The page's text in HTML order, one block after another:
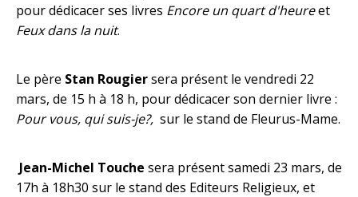
pour dédicacer ses livres Encore un quart d'heureet
Feux dans la nuit.
Le père Stan Rougiersera présent le vendredi 22
mars, de 15 h à 18 h, pour dédicacer son dernier livre :
Pour vous, qui suis-je?, sur le stand de Fleurus-Mame.
Jean-Michel Touche sera présent samedi 23 mars, de
17h à 18h30 sur le stand des Editeurs Religieux, et